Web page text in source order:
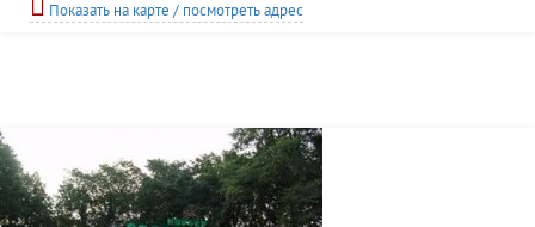
Показать на карте / посмотреть адрес